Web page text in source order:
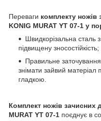
Переваги комплекту ножів
KONIG MURAT YT 07-1 у
Швидкорізальна сталь
підвищену зносостійкість;
Правильне
знімати зайвий матеріал
гладкою.
Комплект ножів зачисних
MURAT YT 07-1 поєднує в